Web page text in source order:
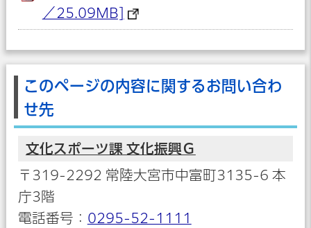
／25.09MB]
このページの内容に関するお問い合わ
せ先
文化スポーツ課 文化振興Ｇ
〒319-2292 常陸大宮市中富町3135-6 本
庁3階
電話番号： 0295-52-1111